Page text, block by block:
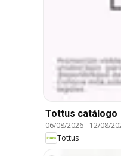
Tottus catálogo
06/08/2026- 12/08/
Tottus